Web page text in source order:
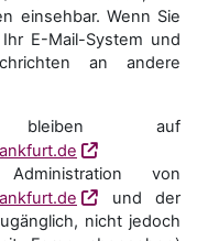
einsehbar. Wenn Sie
E-Mail-System und
an andere
bleiben auf
von
und der
nicht jedoch